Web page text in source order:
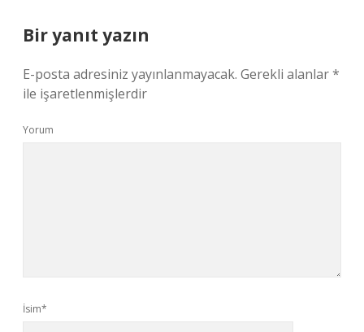
Bir yanıt yazın
E-posta adresiniz yayınlanmayacak. Gerekli alanlar*
ile işaretlenmişlerdir
Yorum
İsim*